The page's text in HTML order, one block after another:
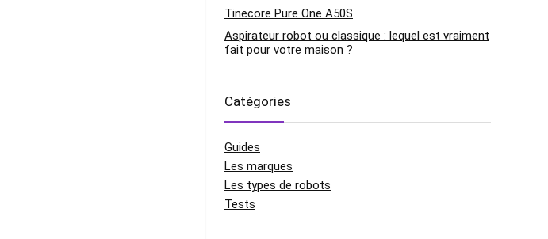
Tinecore Pure One A50S
Aspirateur robot ou classique : lequel est vraiment
fait pour votre maison ?
Catégories
Guides
Les marques
Les types de robots
Tests